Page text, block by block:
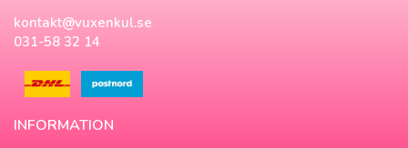
kontakt@vuxenkul.se
031-58 32 14
INFORMATION